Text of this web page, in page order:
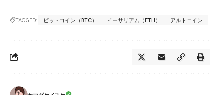
TAGGED: ビットコイン（BTC） イーサリアム（ETH） アルトコイン